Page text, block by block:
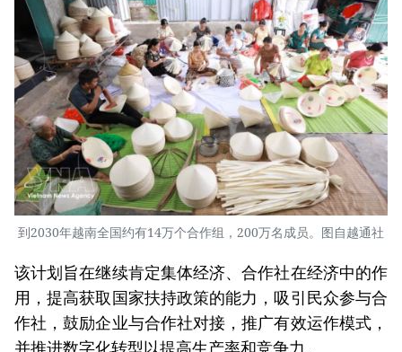
到2030年越南全国约有14万个合作组，200万名成员。图自越通社
该计划旨在继续肯定集体经济、合作社在经济中的作
用，提高获取国家扶持政策的能力，吸引民众参与合
作社，鼓励企业与合作社对接，推广有效运作模式，
并推进数字化转型以提高生产率和竞争力。